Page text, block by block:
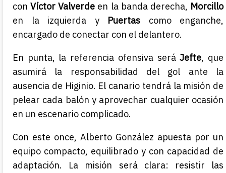
conVíctor Valverde en la banda derecha, Morcillo
en la izquierda y Puertas como enganche,
encargado de conectar con el delantero.
En punta, la referencia ofensiva seráJefte, que
asumirá la responsabilidad del gol ante la
ausencia de Higinio. El canario tendrá la misión de
pelear cada balón y aprovechar cualquier ocasión
en un escenario complicado.
Con este once, Alberto González apuesta por un
equipo compacto, equilibrado y con capacidad de
adaptación. La misión será clara: resistir las